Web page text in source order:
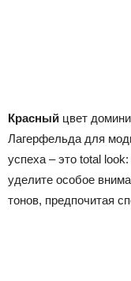
Красный цвет
Лагерфельда для
успеха – это total look
уделите особое
тонов, предпочитая